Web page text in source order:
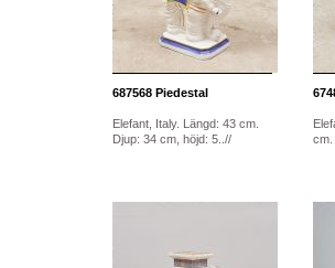
687568 Piedestal
Elefant, Italy. Längd: 43 cm.
Djup: 34 cm, höjd: 5..//
cm.